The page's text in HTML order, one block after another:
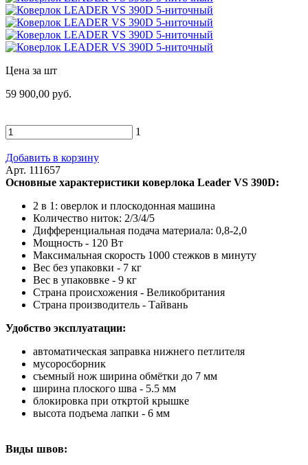
Цена за шт
59 900,00 руб.
1
Добавить в корзину
Арт. 111657
Основные характеристики коверлока Leader VS 390D:
2 в 1: оверлок и плоскодонная машина
Количество ниток: 2/3/4/5
Дифференциальная подача материала: 0,8-2,0
Мощность - 120 Вт
Максимальная скорость 1000 стежков в минуту
Вес без упаковки - 7 кг
Вес в упаковвке - 9 кг
Страна происхожения - Великобритания
Страна производитель - Тайвань
Удобство эксплуатации:
автоматическая заправка нижнего петлителя
мусоросборник
съемный нож ширина обмётки до 7 мм
ширина плоского шва - 5.5 мм
блокировка при откртой крышке
высота подъема лапки - 6 мм
Виды швов: